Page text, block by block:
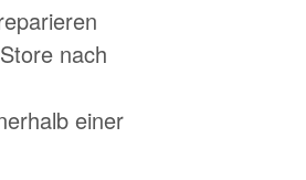
nach
einer